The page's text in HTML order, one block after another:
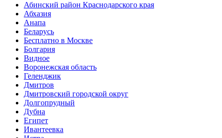
Абинский район Краснодарского края
Абхазия
Анапа
Беларусь
Бесплатно в Москве
Болгария
Видное
Воронежская область
Геленджик
Дмитров
Дмитровский городской округ
Долгопрудный
Дубна
Египет
Ивантеевка